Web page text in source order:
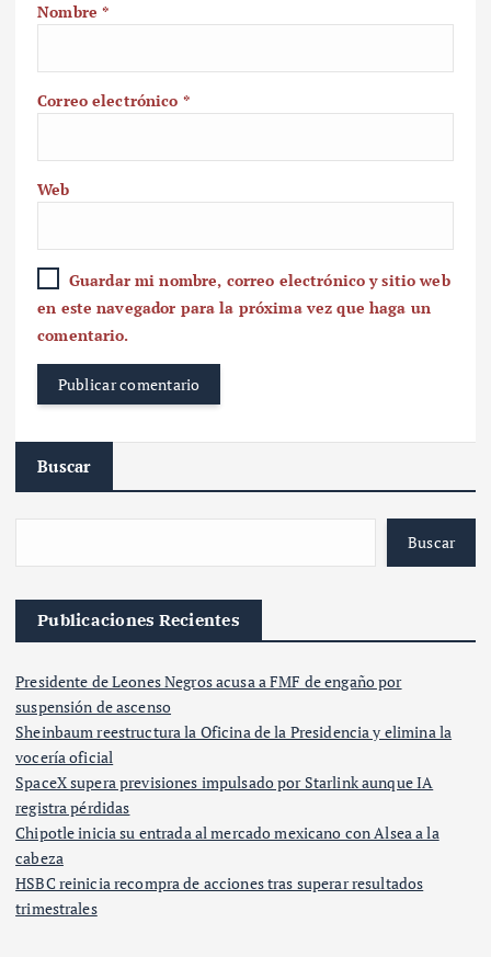
Nombre*
Correo electrónico *
Web
Guardar mi nombre, correo electrónico y sitio web
en este navegador para la próxima vez que haga un
comentario.
Buscar
Buscar
Publicaciones Recientes
Presidente de Leones Negros acusa a FMF de engaño por
suspensión de ascenso
Sheinbaum reestructura la Oficina de la Presidencia y elimina la
vocería oficial
SpaceX supera previsiones impulsado por Starlink aunque IA
registra pérdidas
Chipotle inicia su entrada al mercado mexicano con Alsea a la
cabeza
HSBC reinicia recompra de acciones tras superar resultados
trimestrales